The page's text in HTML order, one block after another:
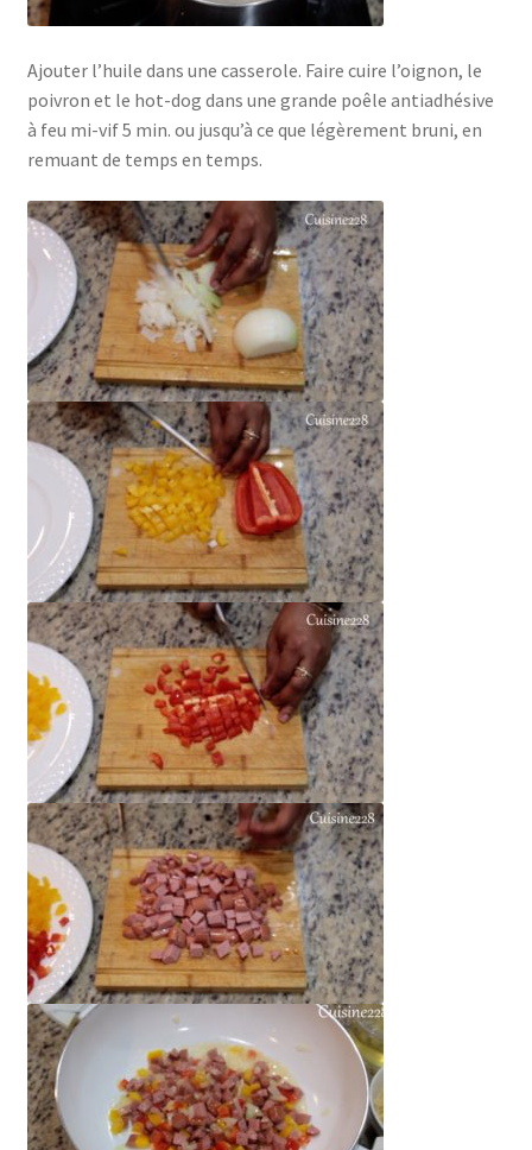
Ajouter l’huile dans une casserole. Faire cuire l’oignon, le
poivron et le hot-dog dans une grande poêle antiadhésive
à feu mi-vif 5 min. ou jusqu’à ce que légèrement bruni, en
remuant de temps en temps.